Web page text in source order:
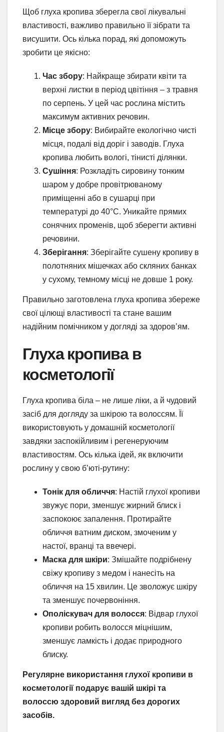
Щоб глуха кропива зберегла свої лікувальні
властивості, важливо правильно її зібрати та
висушити. Ось кілька порад, які допоможуть
зробити це якісно:
Час збору: Найкраще збирати квіти та
верхні листки в період цвітіння – з травня
по серпень. У цей час рослина містить
максимум активних речовин.
Місце збору: Вибирайте екологічно чисті
місця, подалі від доріг і заводів. Глуха
кропива любить вологі, тінисті ділянки.
Сушіння: Розкладіть сировину тонким
шаром у добре провітрюваному
приміщенні або в сушарці при
температурі до 40°C. Уникайте прямих
сонячних променів, щоб зберегти активні
речовини.
Зберігання: Зберігайте сушену кропиву в
полотняних мішечках або скляних банках
у сухому, темному місці не довше 1 року.
Правильно заготовлена глуха кропива збереже
свої цілющі властивості та стане вашим
надійним помічником у догляді за здоров’ям.
Глуха кропива в
косметології
Глуха кропива біла – не лише ліки, а й чудовий
засіб для догляду за шкірою та волоссям. Її
використовують у домашній косметології
завдяки заспокійливим і регенеруючим
властивостям. Ось кілька ідей, як включити
рослину у свою б’юті-рутину:
Тонік для обличчя: Настій глухої кропиви
звужує пори, зменшує жирний блиск і
заспокоює запалення. Протирайте
обличчя ватним диском, змоченим у
настої, вранці та ввечері.
Маска для шкіри: Змішайте подрібнену
свіжу кропиву з медом і нанесіть на
обличчя на 15 хвилин. Це зволожує шкіру
та зменшує почервоніння.
Ополіскувач для волосся: Відвар глухої
кропиви робить волосся міцнішим,
зменшує ламкість і додає природного
блиску.
Регулярне використання глухої кропиви в
косметології подарує вашій шкірі та
волоссю здоровий вигляд без дорогих
засобів.